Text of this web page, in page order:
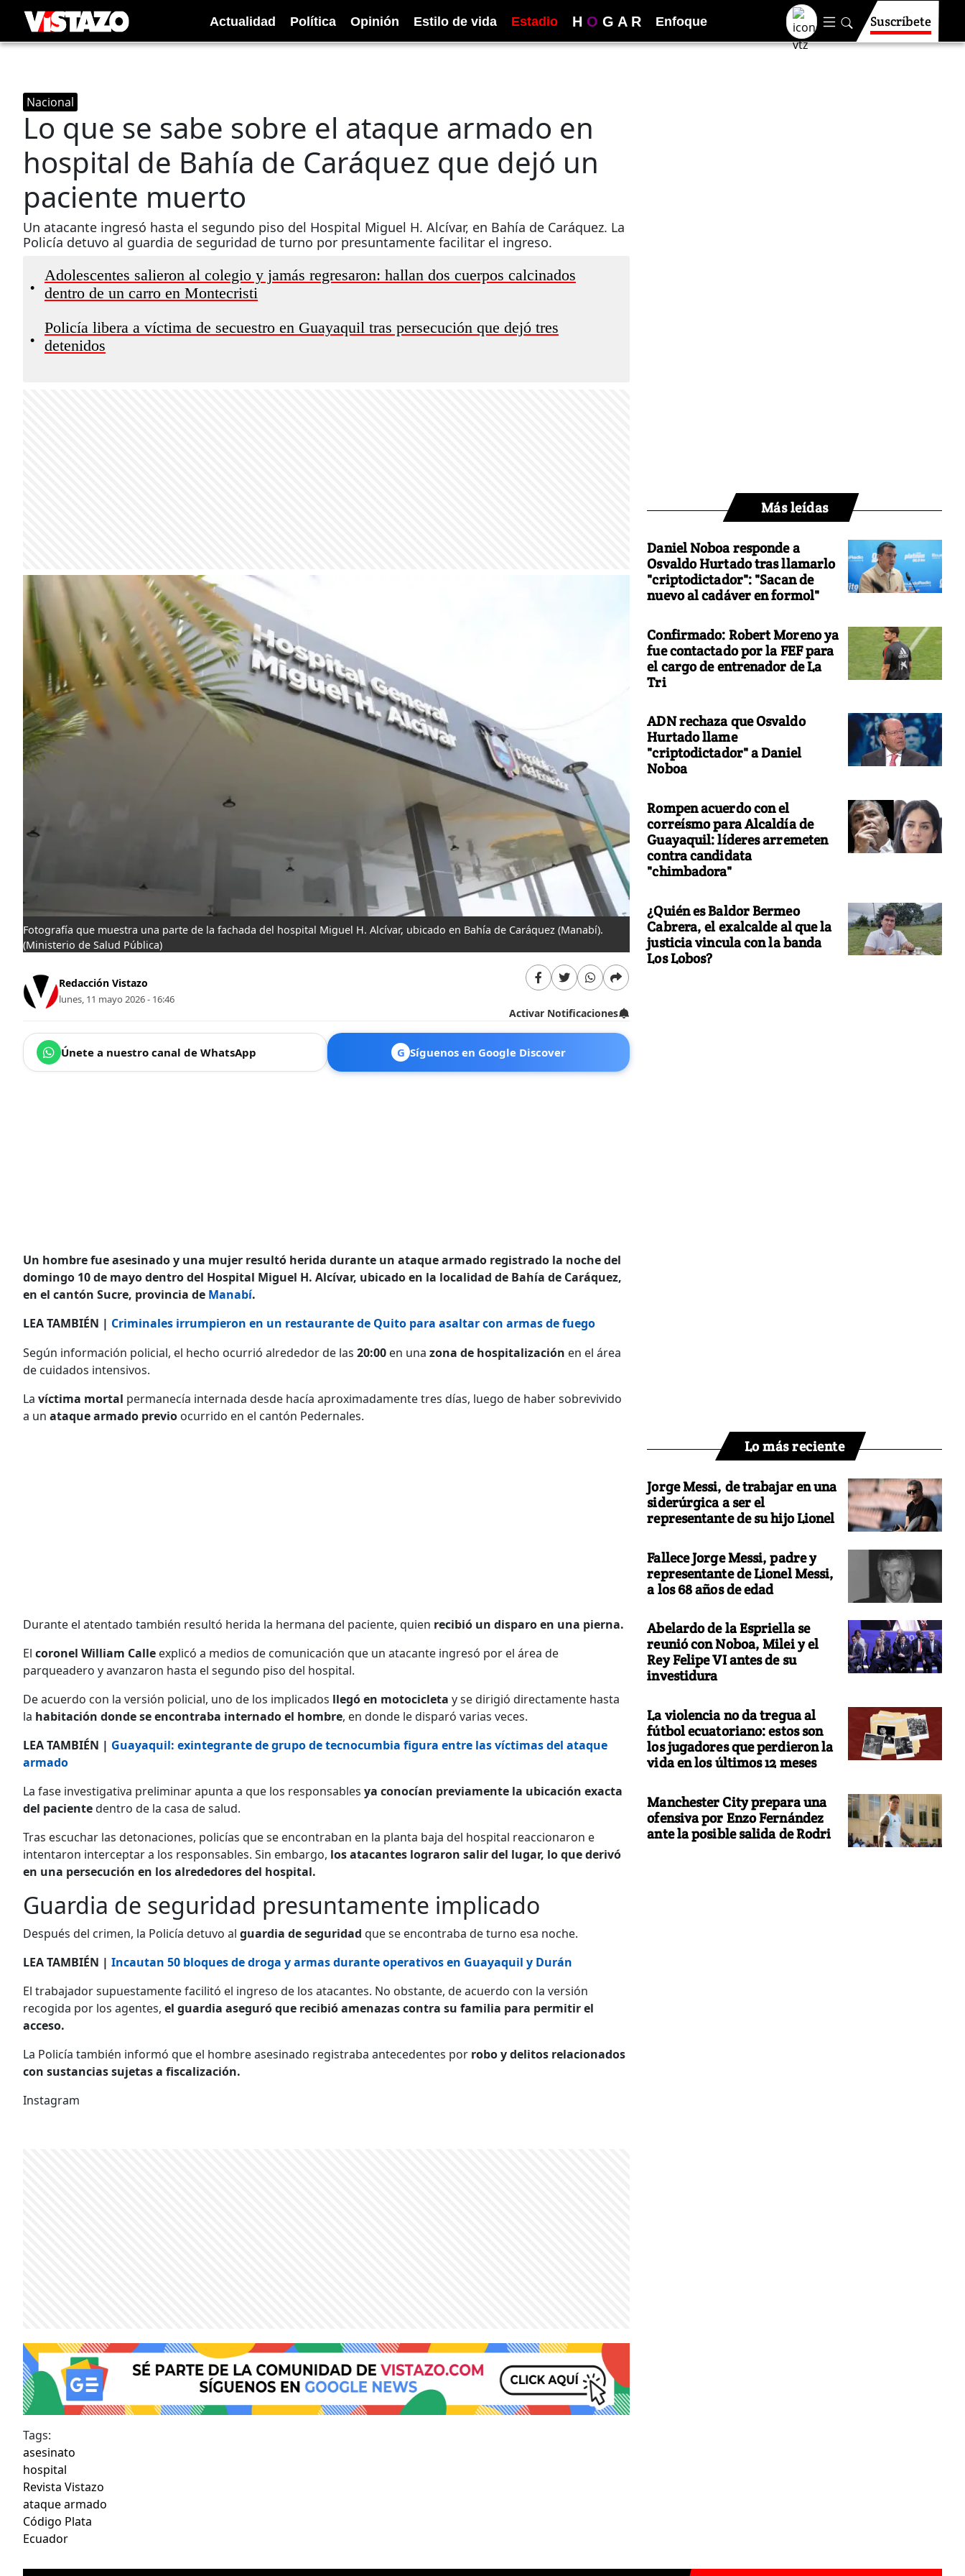
Actualidad Política Opinión Estilo de vida Estadio H O G A R Enfoque Suscríbete
Nacional
Lo que se sabe sobre el ataque armado en
hospital de Bahía de Caráquez que dejó un
paciente muerto
Un atacante ingresó hasta el segundo piso del Hospital Miguel H. Alcívar, en Bahía de Caráquez. La
Policía detuvo al guardia de seguridad de turno por presuntamente facilitar el ingreso.
•
Adolescentes salieron al colegio y jamás regresaron: hallan dos cuerpos calcinados
dentro de un carro en Montecristi
•
Policía libera a víctima de secuestro en Guayaquil tras persecución que dejó tres
detenidos
Fotografía que muestra una parte de la fachada del hospital Miguel H. Alcívar, ubicado en Bahía de Caráquez (Manabí).
(Ministerio de Salud Pública)
Redacción Vistazo
lunes, 11 mayo 2026 - 16:46
Activar Notificaciones
Únete a nuestro canal de WhatsApp G Síguenos en Google Discover
Un hombre fue asesinado y una mujer resultó herida durante un ataque armado registrado la noche del
domingo 10 de mayo dentro del Hospital Miguel H. Alcívar, ubicado en la localidad de Bahía de Caráquez,
en el cantón Sucre, provincia de Manabí.
LEA TAMBIÉN | Criminales irrumpieron en un restaurante de Quito para asaltar con armas de fuego
Según información policial, el hecho ocurrió alrededor de las 20:00 en una zona de hospitalización en el área
de cuidados intensivos.
La víctima mortal permanecía internada desde hacía aproximadamente tres días, luego de haber sobrevivido
a un ataque armado previo ocurrido en el cantón Pedernales.
Durante el atentado también resultó herida la hermana del paciente, quien recibió un disparo en una pierna.
El coronel William Calle explicó a medios de comunicación que un atacante ingresó por el área de
parqueadero y avanzaron hasta el segundo piso del hospital.
De acuerdo con la versión policial, uno de los implicados llegó en motocicleta y se dirigió directamente hasta
la habitación donde se encontraba internado el hombre, en donde le disparó varias veces.
LEA TAMBIÉN | Guayaquil: exintegrante de grupo de tecnocumbia figura entre las víctimas del ataque
armado
La fase investigativa preliminar apunta a que los responsables ya conocían previamente la ubicación exacta
del pacientedentro de la casa de salud.
Tras escuchar las detonaciones, policías que se encontraban en la planta baja del hospital reaccionaron e
intentaron interceptar a los responsables. Sin embargo, los atacantes lograron salir del lugar, lo que derivó
en una persecución en los alrededores del hospital.
Guardia de seguridad presuntamente implicado
Después del crimen, la Policía detuvo al guardia de seguridad que se encontraba de turno esa noche.
LEA TAMBIÉN | Incautan 50 bloques de droga y armas durante operativos en Guayaquil y Durán
El trabajador supuestamente facilitó el ingreso de los atacantes. No obstante, de acuerdo con la versión
recogida por los agentes, el guardia aseguró que recibió amenazas contra su familia para permitir el
acceso.
La Policía también informó que el hombre asesinado registraba antecedentes por robo y delitos relacionados
con sustancias sujetas a fiscalización.
Instagram
Tags:
asesinato
hospital
Revista Vistazo
ataque armado
Código Plata
Ecuador
Más leídas
Daniel Noboa responde a
Osvaldo Hurtado tras llamarlo
"criptodictador": "Sacan de
nuevo al cadáver en formol"
Confirmado: Robert Moreno ya
fue contactado por la FEF para
el cargo de entrenador de La
Tri
ADN rechaza que Osvaldo
Hurtado llame
"criptodictador" a Daniel
Noboa
Rompen acuerdo con el
correísmo para Alcaldía de
Guayaquil: líderes arremeten
contra candidata
"chimbadora"
¿Quién es Baldor Bermeo
Cabrera, el exalcalde al que la
justicia vincula con la banda
Los Lobos?
Lo más reciente
Jorge Messi, de trabajar en una
siderúrgica a ser el
representante de su hijo Lionel
Fallece Jorge Messi, padre y
representante de Lionel Messi,
a los 68 años de edad
Abelardo de la Espriella se
reunió con Noboa, Milei y el
Rey Felipe VI antes de su
investidura
La violencia no da tregua al
fútbol ecuatoriano: estos son
los jugadores que perdieron la
vida en los últimos 12 meses
Manchester City prepara una
ofensiva por Enzo Fernández
ante la posible salida de Rodri